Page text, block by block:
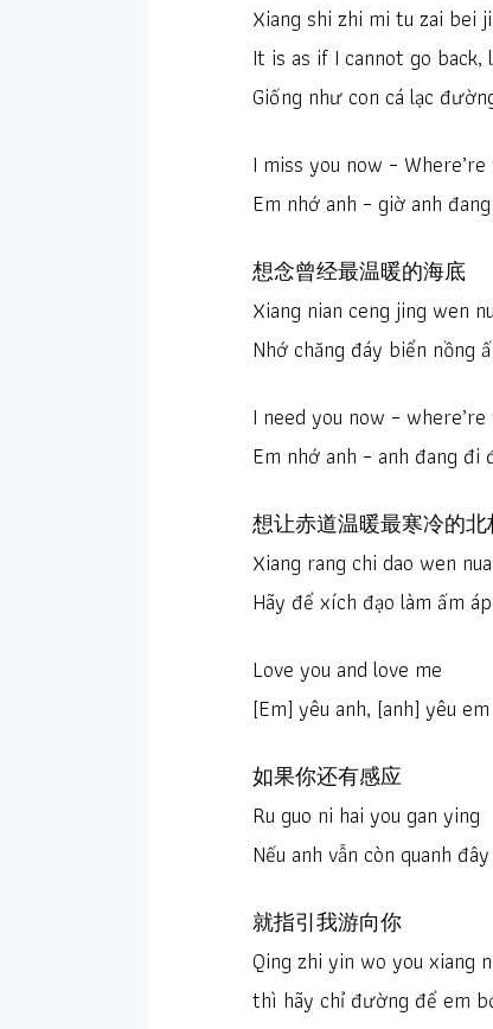
Xiang shi zhi mi tu zai bei
It is as if I cannot go
Giống như con cá lạc
I miss you now –
Em nhớ anh – giờ anh
想念曾经最温暖的海底
Xiang nian ceng jing wen
Nhớ chăng đáy biển nồng
I need you now –
Em nhớ anh – anh đang đi
想让赤道温暖最寒冷的
Xiang rang chi dao wen
Hãy để xích đạo làm ấm
Love you and love me
[Em] yêu anh, [anh] yêu em
如果你还有感应
Ru guo ni hai you gan ying
Nếu anh vẫn còn quanh đây
就指引我游向你
Qing zhi yin wo you xiang
thì hãy chỉ đường để em